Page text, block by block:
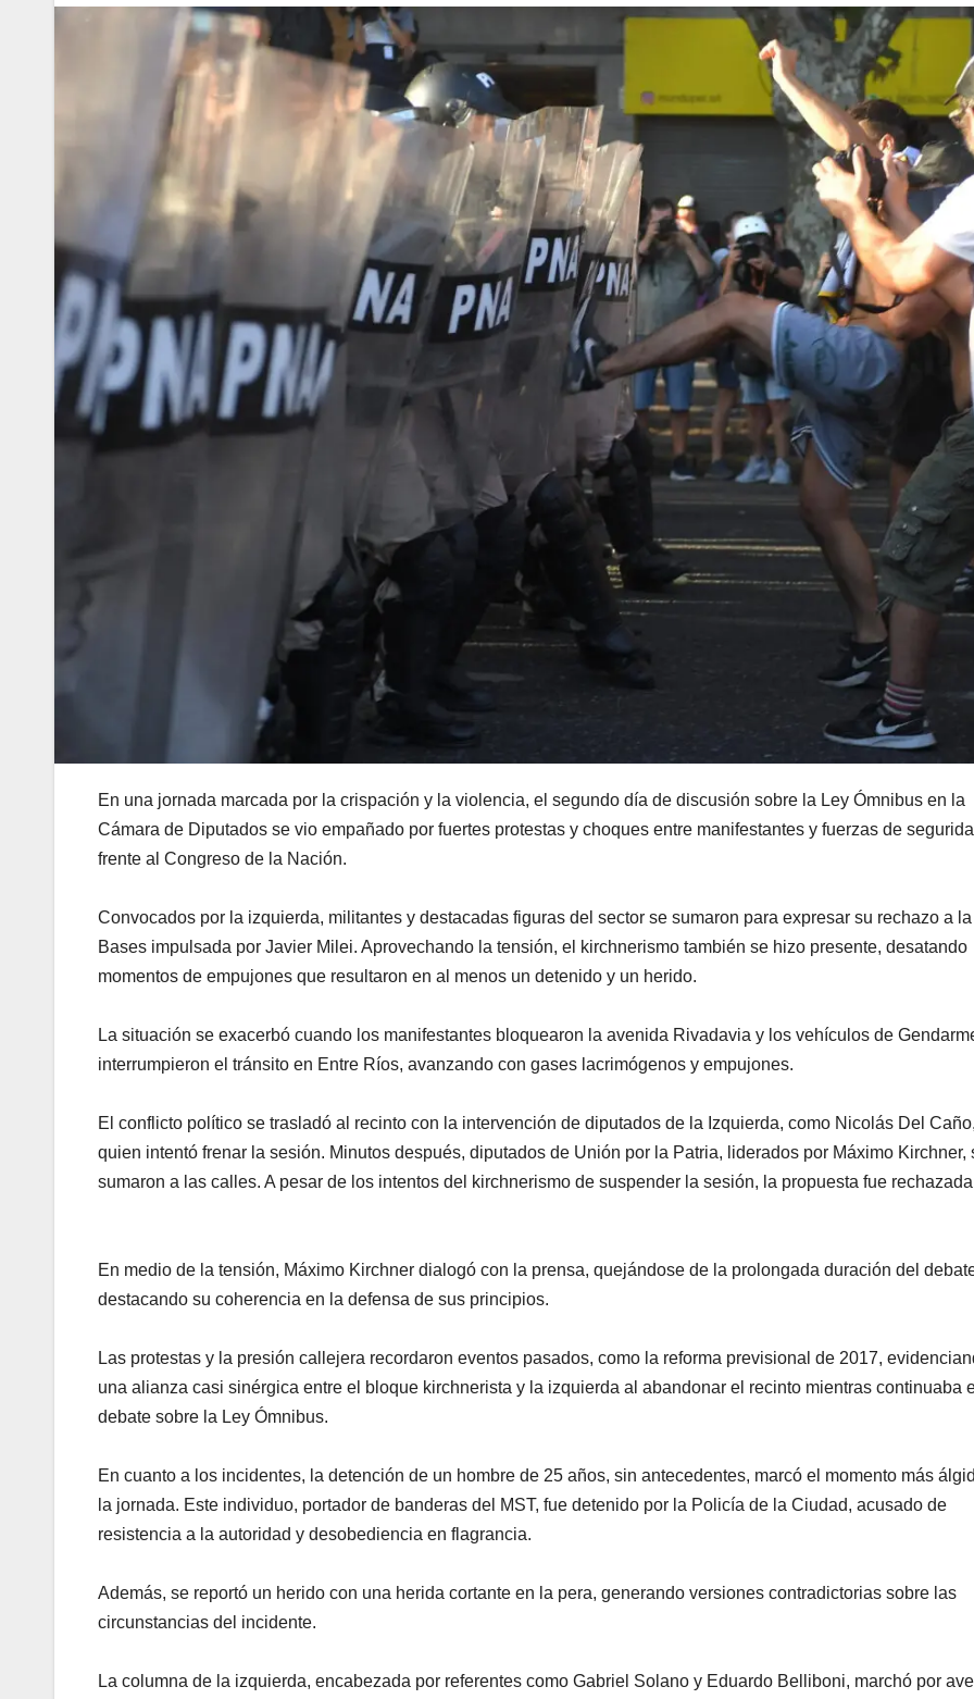
En una jornada marcada por la crispación y la violencia, el segundo día de discusión sobre la Ley Ómnibus en la
Cámara de Diputados se vio empañado por fuertes protestas y choques entre manifestantes y fuerzas de
frente al Congreso de la Nación.
Convocados por la izquierda, militantes y destacadas figuras del sector se sumaron para expresar su rechazo a
Bases impulsada por Javier Milei. Aprovechando la tensión, el kirchnerismo también se hizo presente, desatando
momentos de empujones que resultaron en al menos un detenido y un herido.
La situación se exacerbó cuando los manifestantes bloquearon la avenida Rivadavia y los vehículos de
interrumpieron el tránsito en Entre Ríos, avanzando con gases lacrimógenos y empujones.
El conflicto político se trasladó al recinto con la intervención de diputados de la Izquierda, como Nicolás Del Caño,
quien intentó frenar la sesión. Minutos después, diputados de Unión por la Patria, liderados por Máximo Kirchner,
sumaron a las calles. A pesar de los intentos del kirchnerismo de suspender la sesión, la propuesta fue
En medio de la tensión, Máximo Kirchner dialogó con la prensa, quejándose de la prolongada duración del
destacando su coherencia en la defensa de sus principios.
Las protestas y la presión callejera recordaron eventos pasados, como la reforma previsional de 2017,
una alianza casi sinérgica entre el bloque kirchnerista y la izquierda al abandonar el recinto mientras continuaba
debate sobre la Ley Ómnibus.
En cuanto a los incidentes, la detención de un hombre de 25 años, sin antecedentes, marcó el momento más
la jornada. Este individuo, portador de banderas del MST, fue detenido por la Policía de la Ciudad, acusado de
resistencia a la autoridad y desobediencia en flagrancia.
Además, se reportó un herido con una herida cortante en la pera, generando versiones contradictorias sobre las
circunstancias del incidente.
La columna de la izquierda, encabezada por referentes como Gabriel Solano y Eduardo Belliboni, marchó por